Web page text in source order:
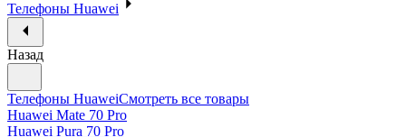
Телефоны Huawei
Назад
Телефоны HuaweiСмотреть все товары
Huawei Mate 70 Pro
Huawei Pura 70 Pro